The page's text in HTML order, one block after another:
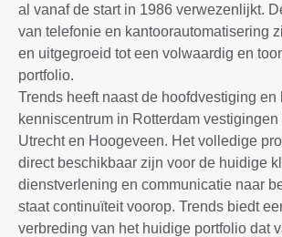
al vanaf de start in 1986 verwezenlijkt.
van telefonie en kantoorautomatisering
en uitgegroeid tot een volwaardig en
portfolio.
Trends heeft naast de hoofdvestiging en
kenniscentrum in Rotterdam vestigingen
Utrecht en Hoogeveen. Het volledige
direct beschikbaar zijn voor de huidige
dienstverlening en communicatie naar
staat continuïteit voorop. Trends biedt
verbreding van het huidige portfolio dat